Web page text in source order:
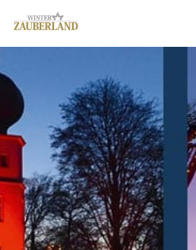
Skip header
Romantischer